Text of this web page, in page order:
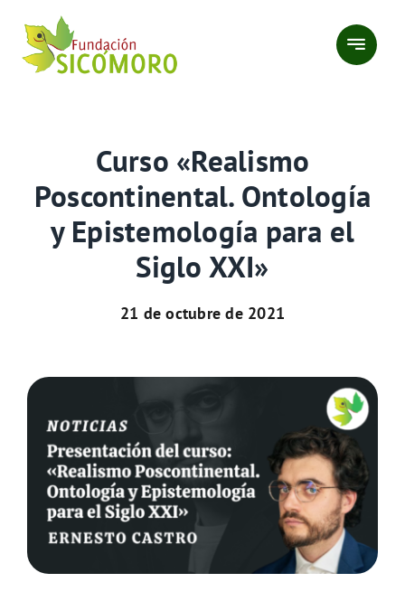
contenido
Curso «Realismo
Poscontinental. Ontología
y Epistemología para el
Siglo XXI»
21 de octubre de 2021